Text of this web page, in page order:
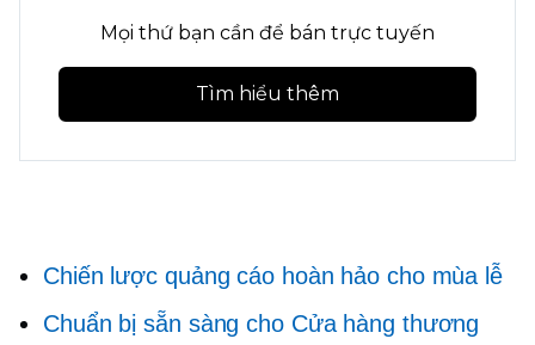
Mọi thứ bạn cần để bán trực tuyến
Tìm hiểu thêm
Chiến lược quảng cáo hoàn hảo cho mùa lễ
Chuẩn bị sẵn sàng cho Cửa hàng thương